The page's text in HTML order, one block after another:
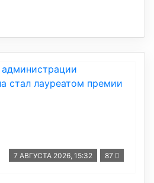
7 АВГУСТА 2026, 15:32 87